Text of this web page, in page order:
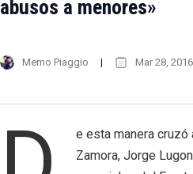
abusos a menores»
Memo Piaggio Mar 28, 2016
e esta manera
Zamora, Jorge